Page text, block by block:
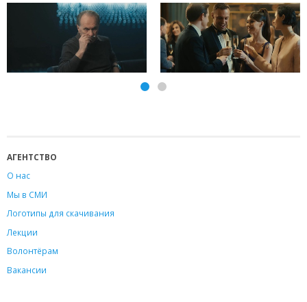
АГЕНТСТВО
О нас
Мы в СМИ
Логотипы для скачивания
Лекции
Волонтёрам
Вакансии